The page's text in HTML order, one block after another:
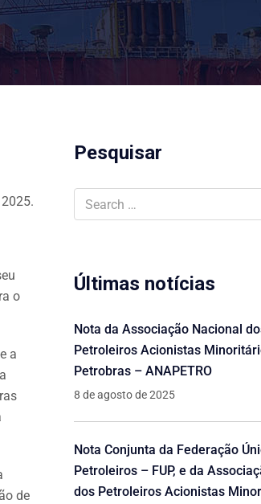
o
a
de
Pesquisar
Últimas notícias
Nota da Associação Nacional
Petroleiros Acionistas
Petrobras – ANAPETRO
8 de agosto de 2025
Nota Conjunta da Federação
Petroleiros – FUP, e da
dos Petroleiros Acionistas